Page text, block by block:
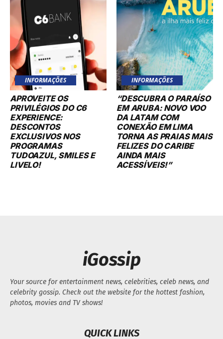
INFORMAÇÕES
APROVEITE OS
PRIVILÉGIOS DO C6
EXPERIENCE:
DESCONTOS
EXCLUSIVOS NOS
PROGRAMAS
TUDOAZUL, SMILES E
LIVELO!
INFORMAÇÕES
“DESCUBRA O PARAÍSO
EM ARUBA: NOVO VOO
DA LATAM COM
CONEXÃO EM LIMA
TORNA AS PRAIAS MAIS
FELIZES DO CARIBE
AINDA MAIS
ACESSÍVEIS!”
iGossip
Your source for entertainment news, celebrities, celeb news, and
celebrity gossip. Check out the website for the hottest fashion,
photos, movies and TV shows!
QUICK LINKS